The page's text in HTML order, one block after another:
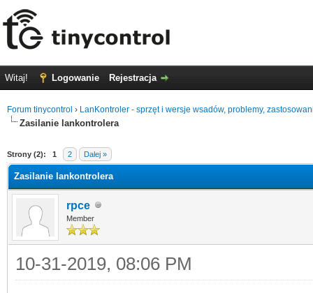
Witaj! Logowanie Rejestracja
Forum tinycontrol › LanKontroler - sprzęt i wersje wsadów, problemy,
Zasilanie lankontrolera
Strony (2): 1 2 Dalej »
Zasilanie lankontrolera
rpce
Member
10-31-2019, 08:06 PM